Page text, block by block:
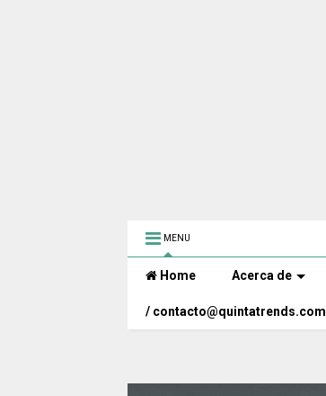
MENU
Home Acerca de
/ contacto@quintatrends.com